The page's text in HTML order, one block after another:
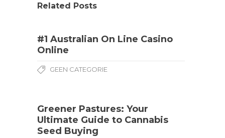
Related Posts
#1 Australian On Line Casino
Online
GEEN CATEGORIE
Greener Pastures: Your
Ultimate Guide to Cannabis
Seed Buying